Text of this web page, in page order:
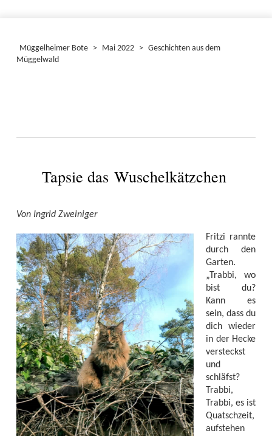
Müggelheimer Bote > Mai 2022 > Geschichten aus dem
Müggelwald
Tapsie das Wuschelkätzchen
Von Ingrid Zweiniger
Fritzi rannte
durch den
Garten.
„Trabbi, wo
bist du?
Kann es
sein, dass du
dich wieder
in der Hecke
versteckst
und
schläfst?
Trabbi,
Trabbi, es ist
Quatschzeit,
aufstehen